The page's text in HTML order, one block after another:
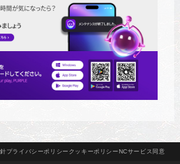
プライバシーポリシー クッキーポリシーNCサービス 同意